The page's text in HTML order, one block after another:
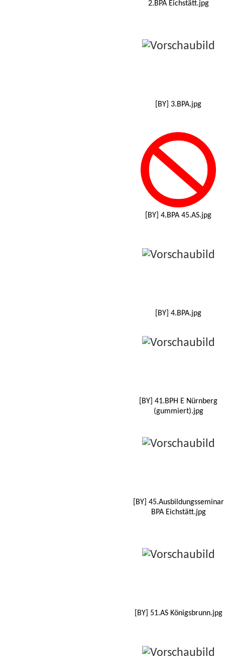
2.BPA Eichstätt.jpg
[BY] 3.BPA.jpg
[BY] 4.BPA 45.AS.jpg
[BY] 4.BPA.jpg
[BY] 41.BPH E Nürnberg
(gummiert).jpg
[BY] 45.Ausbildungsseminar
BPA Eichstätt.jpg
[BY] 51.AS Königsbrunn.jpg